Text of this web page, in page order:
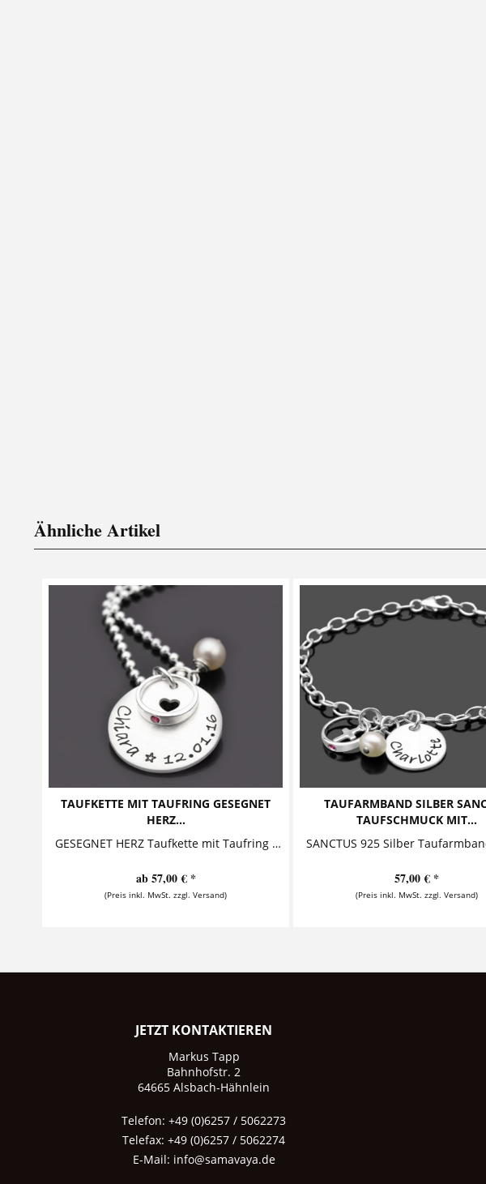
Ähnliche Artikel
TAUFKETTE MIT TAUFRING GESEGNET
HERZ...
GESEGNET HERZ Taufkette mit Taufring Diese entzückende Taufkette mit Gravur besteht aus einem personalisierten Anhänger, auf den ein Name und...
ab 57,00 € *
(Preis inkl. MwSt. zzgl. Versand)
TAUFARMBAND SILBER
TAUFSCHMUCK MIT...
57,00 € *
(Preis inkl. MwSt. zzgl. Versand)
JETZT KONTAKTIEREN
Markus Tapp
Bahnhofstr. 2
64665 Alsbach-Hähnlein
Telefon: +49 (0)6257 / 5062273
Telefax: +49 (0)6257 / 5062274
E-Mail: info@samavaya.de